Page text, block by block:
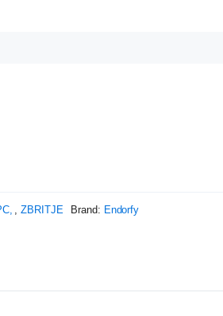
, ZBRITJE Brand: Endorfy